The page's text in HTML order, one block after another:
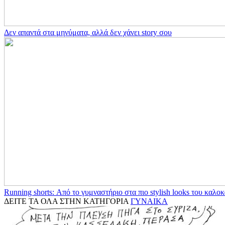
Δεν απαντά στα μηνύματα, αλλά δεν χάνει story σου
Running shorts: Από το γυμναστήριο στα πιο stylish looks του
ΔΕΙΤΕ ΤΑ ΟΛΑ ΣΤΗΝ ΚΑΤΗΓΟΡΙΑ ΓΥΝΑΙΚΑ